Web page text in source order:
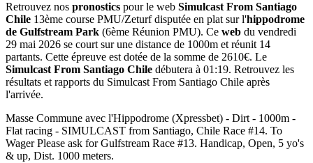
Retrouvez nos pronostics pour le web Simulcast From Santiago
Chile 13ème course PMU/Zeturf disputée en plat sur l'hippodrome
de Gulfstream Park (6ème Réunion PMU). Ce web du vendredi
29 mai 2026 se court sur une distance de 1000m et réunit 14
partants. Cette épreuve est dotée de la somme de 2610€. Le
Simulcast From Santiago Chile débutera à 01:19. Retrouvez les
résultats et rapports du Simulcast From Santiago Chile après
l'arrivée.
Masse Commune avec l'Hippodrome (Xpressbet) - Dirt - 1000m -
Flat racing - SIMULCAST from Santiago, Chile Race #14. To
Wager Please ask for Gulfstream Race #13. Handicap, Open, 5 yo's
& up, Dist. 1000 meters.